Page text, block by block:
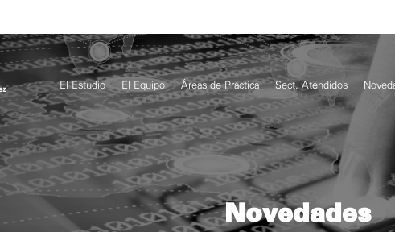
El Estudio El Equipo Áreas de Práctica Sect. Atendidos
Novedades